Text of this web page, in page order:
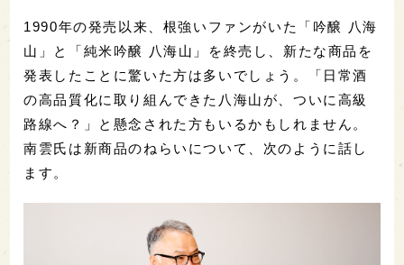
1990年の発売以来、根強いファンがいた「吟醸 八海
山」と「純米吟醸 八海山」を終売し、新たな商品を
発表したことに驚いた方は多いでしょう。「日常酒
の高品質化に取り組んできた八海山が、ついに高級
路線へ？」と懸念された方もいるかもしれません。
南雲氏は新商品のねらいについて、次のように話し
ます。